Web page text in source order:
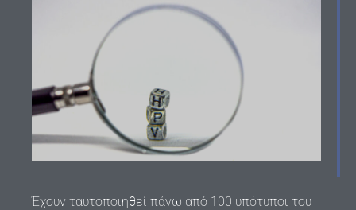
Έχουν ταυτοποιηθεί πάνω από 100 υπότυποι του